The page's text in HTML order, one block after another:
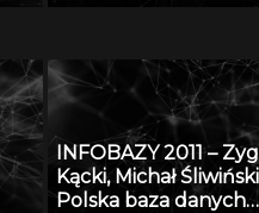
INFOBAZY 2011 –
Kącki, Michał
Polska baza danych